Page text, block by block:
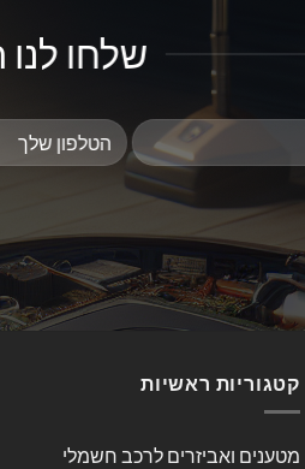
שלחו
קטגוריות ראשיות
מטענים ואביזרים לרכב חשמלי